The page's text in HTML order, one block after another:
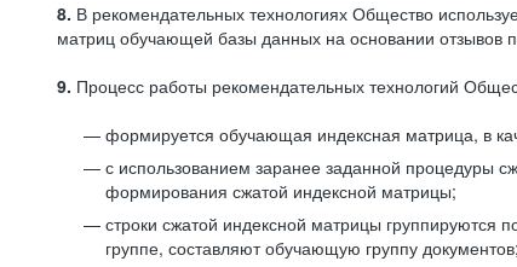
8. В рекомендательных технологиях Общество
матриц обучающей базы данных на основании отзывов
9. Процесс работы рекомендательных технологий
формируется обучающая индексная матрица, в
с использованием заранее заданной процедуры
формирования сжатой индексной матрицы;
строки сжатой индексной матрицы группируются
группе, составляют обучающую группу документов;